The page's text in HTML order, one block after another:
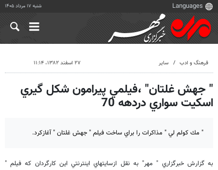
شنبه ۱۷ مرداد ۱۴۰۵
فرهنگ و ادب سایر ۲۷ اسفند ۱۳۸۲، ۱۱:۱۴
" جهش غلتان" ،فيلمي پيرامون شكل گيري
اسكيت سواري دردهه 70
" مك كولم لي " مذاكرات را براي ساخت فيلم " جهش غلتان " آغازكرد.
به گزارش خبرگزاري " مهر" به نقل ازسايتهاي اينترنتي اين كارگردان كه فيلم "